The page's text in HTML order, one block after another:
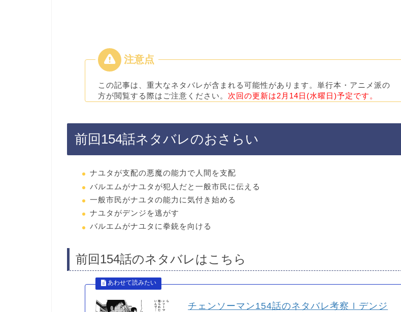
この記事は、重大なネタバレが含まれる可能性があります。単行本・アニメ派の
方が閲覧する際はご注意ください。 次回の更新は2月14日(水曜日)予定です。
前回154話ネタバレのおさらい
ナユタが支配の悪魔の能力で人間を支配
バルエムがナユタが犯人だと一般市民に伝える
一般市民がナユタの能力に気付き始める
ナユタがデンジを逃がす
バルエムがナユタに拳銃を向ける
前回154話のネタバレはこちら
チェンソーマン154話のネタバレ考察ｌデンジ